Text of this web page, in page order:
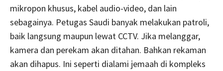
mikropon khusus, kabel audio-video, dan lain
sebagainya. Petugas Saudi banyak melakukan patroli,
baik langsung maupun lewat CCTV. Jika melanggar,
kamera dan perekam akan ditahan. Bahkan rekaman
akan dihapus. Ini seperti dialami jemaah di kompleks